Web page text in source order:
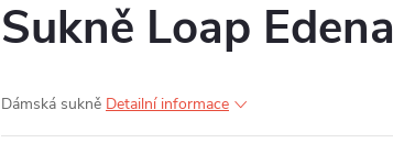
Sukně Loap Edena
Dámská sukně Detailní informace